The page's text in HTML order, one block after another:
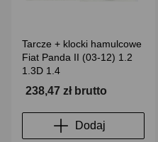
Tarcze + klocki hamulcowe
Fiat Panda II (03-12) 1.2
1.3D 1.4
238,47 zł brutto
Dodaj